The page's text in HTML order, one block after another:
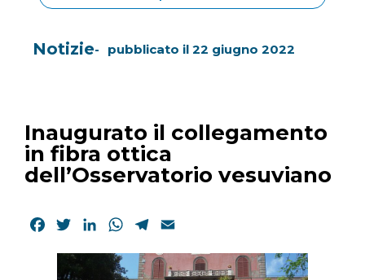
Notizie pubblicato il 22 giugno 2022
Inaugurato il collegamento
in fibra ottica
dell’Osservatorio vesuviano
Facebook
TwitterLinkedInWhatsApp
Telegram